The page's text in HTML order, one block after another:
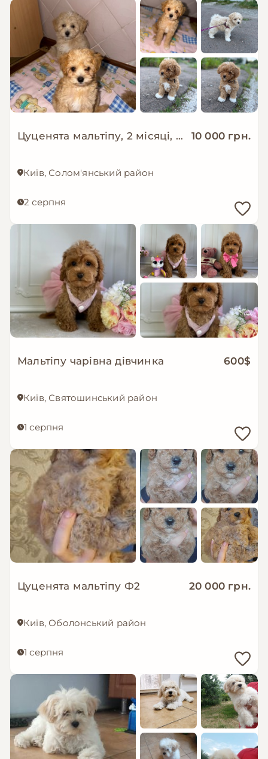
Цуценята мальтіпу, 2 місяці, хлопчики 10 000 грн.
Київ, Солом'янський район
2 серпня
Мальтіпу чарівна дівчинка 600$
Київ, Святошинський район
1 серпня
Цуценята мальтіпу Ф2 20 000 грн.
Київ, Оболонський район
1 серпня